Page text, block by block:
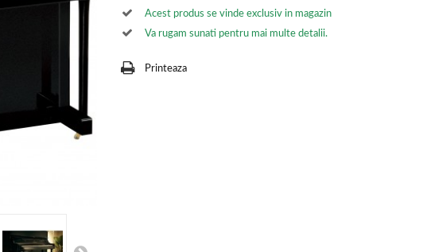
Acest produs se vinde exclusiv in magazin
Va rugam sunati pentru mai multe detalii.
Printeaza